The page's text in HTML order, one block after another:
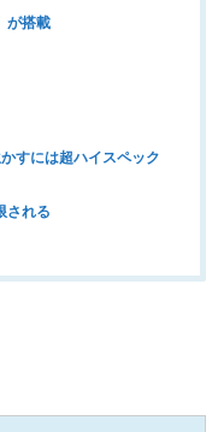
が搭載
すには超ハイスペック
される